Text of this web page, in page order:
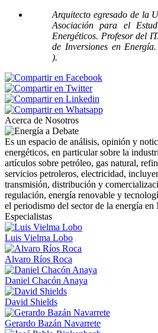
Arquitecto egresado de la
Asociación para el
Energéticos. Profesor del
de Inversiones en
).
Acerca de Nosotros
Es un espacio de análisis, opinión y
energéticos, en particular sobre la
artículos sobre petróleo, gas natural,
servicios petroleros, electricidad,
transmisión, distribución y
regulación, energía renovable y
el periodismo del sector de la energía en
Especialistas
Luis Vielma Lobo
Alvaro Ríos Roca
Daniel Chacón Anaya
David Shields
Gerardo Bazán Navarrete